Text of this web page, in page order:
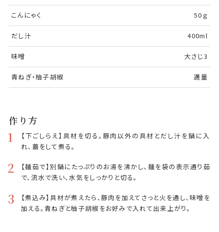
こんにゃく 50ｇ
だし汁 400ml
味噌 大さじ3
青ねぎ・柚子胡椒 適量
作り方
1
【下ごしらえ】具材を切る。豚肉以外の具材とだし汁を鍋に入
れ、蓋をして煮る。
2
【麺茹で】別鍋にたっぷりのお湯を沸かし、麺を袋の表示通り茹
で、流水で洗い、水気をしっかりと切る。
3
【煮込み】具材が煮えたら、豚肉を加えてさっと火を通し、味噌を
加える。青ねぎと柚子胡椒をお好みで入れて出来上がり。